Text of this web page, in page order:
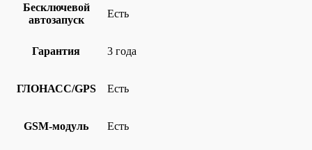
Бесключевой
автозапуск
Есть
Гарантия 3 года
ГЛОНАСС/GPS Есть
GSM-модуль Есть